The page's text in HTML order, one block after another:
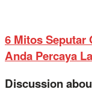
6 Mitos Seputar
Anda Percaya
Discussion